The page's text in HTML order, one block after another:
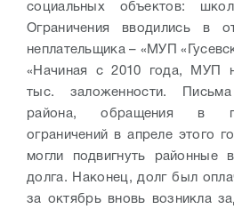
социальных объектов:
Ограничения вводились в
неплательщика – «МУП
«Начиная с 2010 года, МУП
тыс. заложенности.
района, обращения в
ограничений в апреле этого
могли подвигнуть районные
долга. Наконец, долг был
за октябрь вновь возникла